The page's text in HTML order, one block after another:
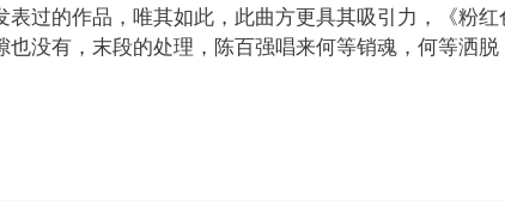
表过的作品，唯其如此，此曲方更具其吸引力，《粉
没有，末段的处理，陈百强唱来何等销魂，何等洒